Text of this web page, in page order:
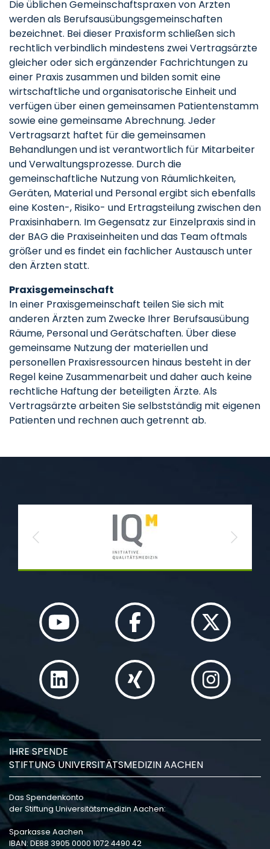
Die üblichen Gemeinschaftspraxen von Ärzten
werden als Berufsausübungsgemeinschaften
bezeichnet. Bei dieser Praxisform schließen sich
rechtlich verbindlich mindestens zwei Vertragsärzte
gleicher oder sich ergänzender Fachrichtungen zu
einer Praxis zusammen und bilden somit eine
wirtschaftliche und organisatorische Einheit und
verfügen über einen gemeinsamen Patientenstamm
sowie eine gemeinsame Abrechnung. Jeder
Vertragsarzt haftet für die gemeinsamen
Behandlungen und ist verantwortlich für Mitarbeiter
und Verwaltungsprozesse. Durch die
gemeinschaftliche Nutzung von Räumlichkeiten,
Geräten, Material und Personal ergibt sich ebenfalls
eine Kosten-, Risiko- und Ertragsteilung zwischen den
Praxisinhabern. Im Gegensatz zur Einzelpraxis sind in
der BAG die Praxiseinheiten und das Team oftmals
größer und es findet ein fachlicher Austausch unter
den Ärzten statt.
Praxisgemeinschaft
In einer Praxisgemeinschaft teilen Sie sich mit
anderen Ärzten zum Zwecke Ihrer Berufsausübung
Räume, Personal und Gerätschaften. Über diese
gemeinsame Nutzung der materiellen und
personellen Praxisressourcen hinaus besteht in der
Regel keine Zusammenarbeit und daher auch keine
rechtliche Haftung der beteiligten Ärzte. Als
Vertragsärzte arbeiten Sie selbstständig mit eigenen
Patienten und rechnen auch getrennt ab.
Previous Next
IHRE SPENDE
STIFTUNG UNIVERSITÄTSMEDIZIN AACHEN
Das Spendenkonto
der Stiftung Universitätsmedizin Aachen:
Sparkasse Aachen
IBAN: DE88 3905 0000 1072 4490 42